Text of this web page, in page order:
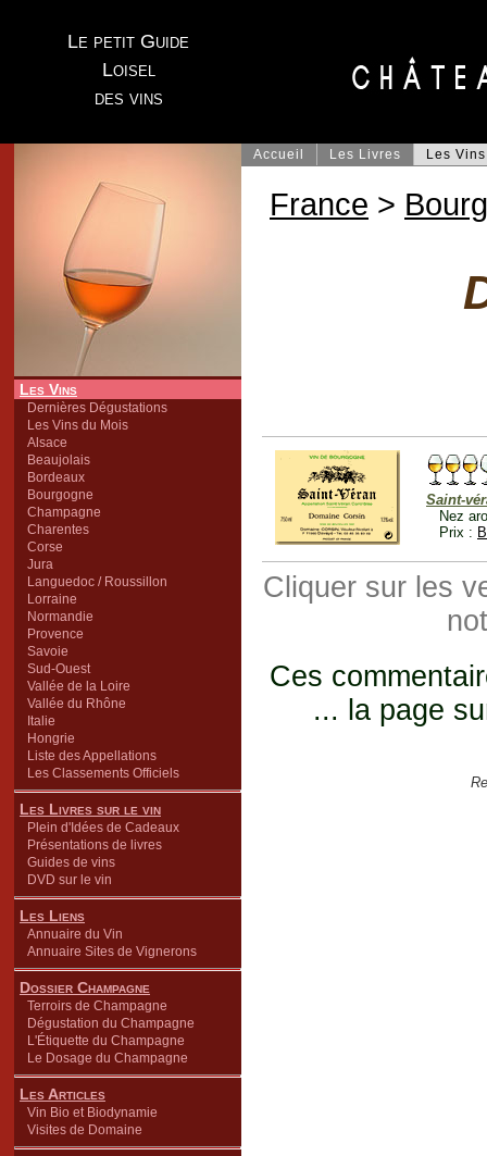
Le petit Guide
Loisel
des vins
Les Vins
Dernières Dégustations
Les Vins du Mois
Alsace
Beaujolais
Bordeaux
Bourgogne
Champagne
Charentes
Corse
Jura
Languedoc / Roussillon
Lorraine
Normandie
Provence
Savoie
Sud-Ouest
Vallée de la Loire
Vallée du Rhône
Italie
Hongrie
Liste des Appellations
Les Classements Officiels
Les Livres sur le vin
Plein d'Idées de Cadeaux
Présentations de livres
Guides de vins
DVD sur le vin
Les Liens
Annuaire du Vin
Annuaire Sites de Vignerons
Dossier Champagne
Terroirs de Champagne
Dégustation du Champagne
L'Étiquette du Champagne
Le Dosage du Champagne
Les Articles
Vin Bio et Biodynamie
Visites de Domaine
Accueil Les Livres Les Vins
France >
Saint-
Nez
Prix : B
Cliquer sur les
Ces
... la page